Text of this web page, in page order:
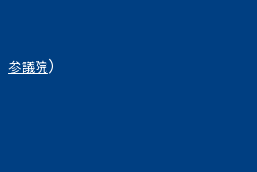
｜参議院）